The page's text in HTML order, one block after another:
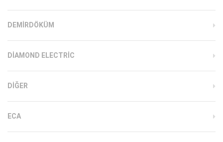
DEMIRDÖKÜM
DIAMOND ELECTRIC
DIĞER
ECA